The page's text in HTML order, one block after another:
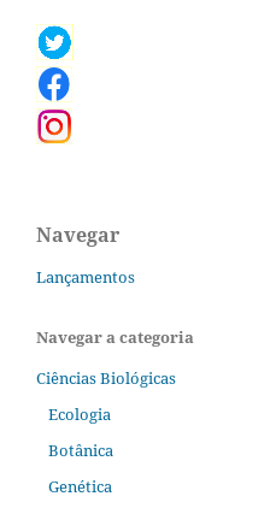
Navegar
Lançamentos
Navegar a categoria
Ciências Biológicas
Ecologia
Botânica
Genética